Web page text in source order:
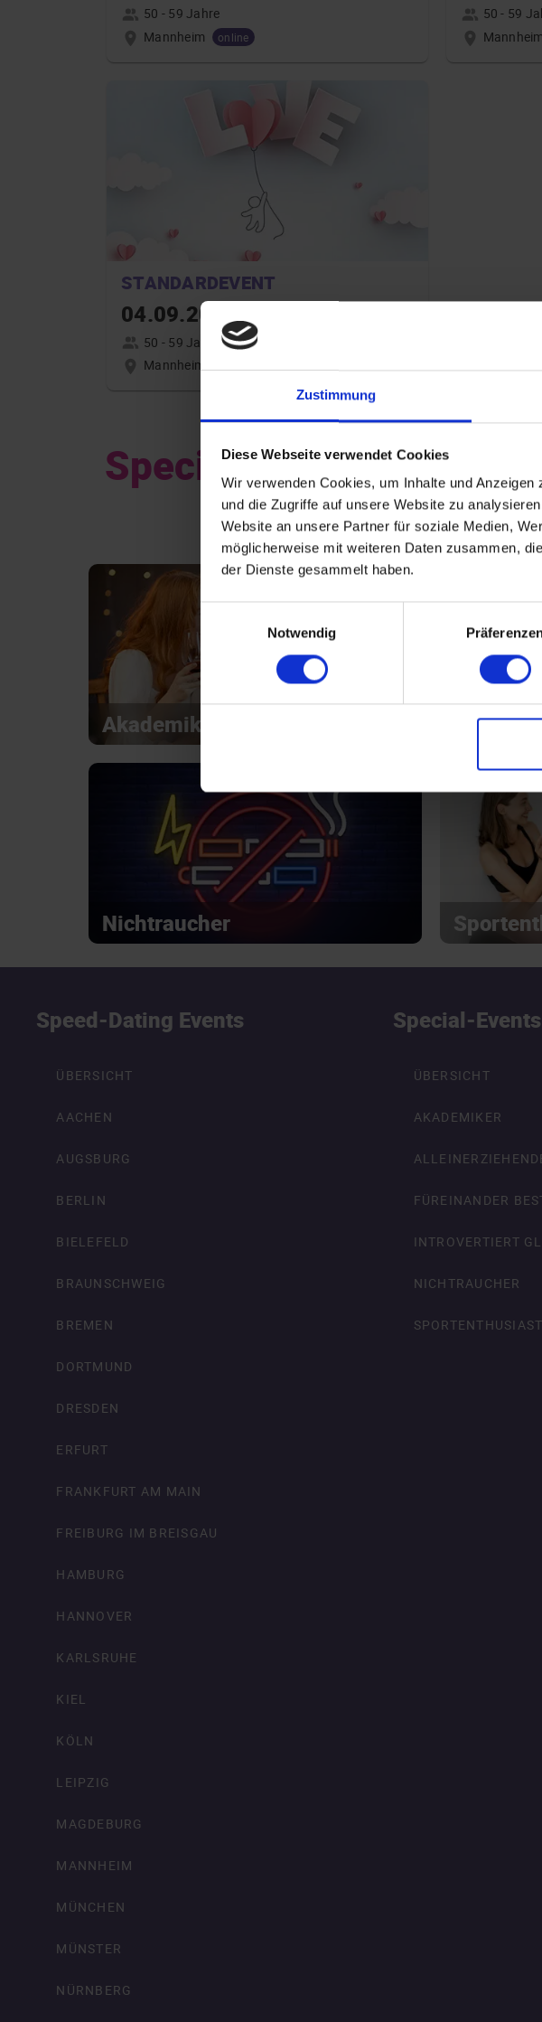
Zustimmung
Diese Webseite verwendet Cookies
Wir verwenden Cookies, um Inhalte und
und die Zugriffe auf unsere Website zu
Website an unsere Partner für soziale Medien,
möglicherweise mit weiteren Daten zusammen,
der Dienste gesammelt haben.
Notwendig
50 - 59 Jahre
Mannheim
online
50 - 59
Mannheim
STANDARDEVENT
04.09.2026 19:00
50 - 59 Jahre
Mannheim
Special Events in
Akademiker
Nichtraucher
Speed-Dating Events
ÜBERSICHT
AACHEN
AUGSBURG
BERLIN
BIELEFELD
BRAUNSCHWEIG
BREMEN
DORTMUND
DRESDEN
ERFURT
FRANKFURT AM MAIN
FREIBURG IM BREISGAU
HAMBURG
HANNOVER
KARLSRUHE
KIEL
KÖLN
LEIPZIG
MAGDEBURG
MANNHEIM
MÜNCHEN
MÜNSTER
NÜRNBERG
Special-Events
ÜBERSICHT
AKADEMIKER
FÜREINANDER
INTROVERTIERT
NICHTRAUCHER